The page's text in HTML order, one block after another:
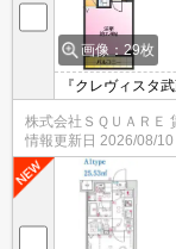
画像：29枚
『クレヴィスタ
ック・宅配ボッ
株式会社ＳＱＵＡＲ
情報更新日 2026/08/10